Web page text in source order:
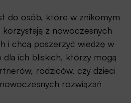
do osób, które w znikomym
z nowoczesnych
i chcą poszerzyć wiedzę w
ich bliskich, którzy mogą
rodziców, czy dzieci
rozwiązań